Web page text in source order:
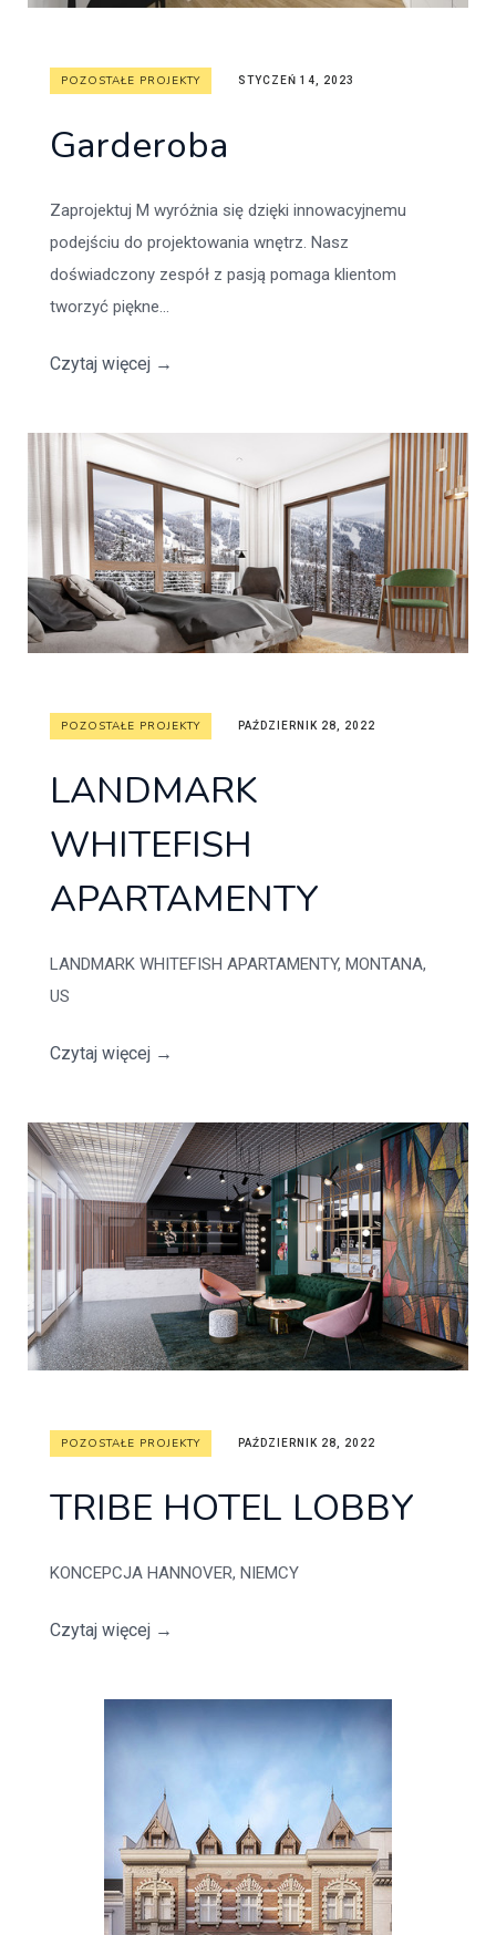
POZOSTAŁE PROJEKTY STYCZEŃ 14, 2023
Garderoba
Zaprojektuj M wyróżnia się dzięki innowacyjnemu
podejściu do projektowania wnętrz. Nasz
doświadczony zespół z pasją pomaga klientom
tworzyć piękne...
Czytaj więcej →
POZOSTAŁE PROJEKTY PAŹDZIERNIK 28, 2022
LANDMARK
WHITEFISH
APARTAMENTY
LANDMARK WHITEFISH APARTAMENTY, MONTANA,
US
Czytaj więcej →
POZOSTAŁE PROJEKTY PAŹDZIERNIK 28, 2022
TRIBE HOTEL LOBBY
KONCEPCJA HANNOVER, NIEMCY
Czytaj więcej →